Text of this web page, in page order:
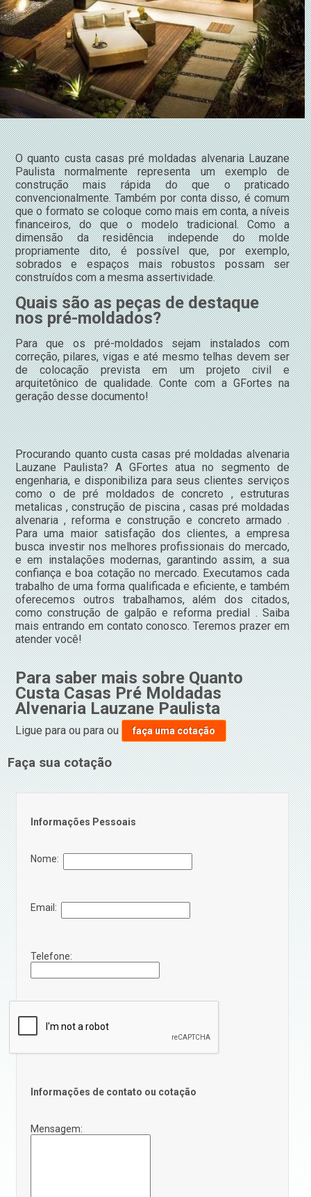
O quanto custa casas pré moldadas alvenaria Lauzane
Paulista normalmente representa um exemplo de
construção mais rápida do que o praticado
convencionalmente. Também por conta disso, é comum
que o formato se coloque como mais em conta, a níveis
financeiros, do que o modelo tradicional. Como a
dimensão da residência independe do molde
propriamente dito, é possível que, por exemplo,
sobrados e espaços mais robustos possam ser
construídos com a mesma assertividade.
Quais são as peças de destaque
nos pré-moldados?
Para que os pré-moldados sejam instalados com
correção, pilares, vigas e até mesmo telhas devem ser
de colocação prevista em um projeto civil e
arquitetônico de qualidade. Conte com a GFortes na
geração desse documento!
Procurando quanto custa casas pré moldadas alvenaria
Lauzane Paulista? A GFortes atua no segmento de
engenharia, e disponibiliza para seus clientes serviços
como o de pré moldados de concreto , estruturas
metalicas , construção de piscina , casas pré moldadas
alvenaria , reforma e construção e concreto armado .
Para uma maior satisfação dos clientes, a empresa
busca investir nos melhores profissionais do mercado,
e em instalações modernas, garantindo assim, a sua
confiança e boa cotação no mercado. Executamos cada
trabalho de uma forma qualificada e eficiente, e também
oferecemos outros trabalhamos, além dos citados,
como construção de galpão e reforma predial . Saiba
mais entrando em contato conosco. Teremos prazer em
atender você!
Para saber mais sobre Quanto
Custa Casas Pré Moldadas
Alvenaria Lauzane Paulista
Ligue paraou paraou faça uma cotação
Faça sua cotação
Informações Pessoais
Nome:
Email:
Telefone:
Informações de contato ou cotação
Mensagem: